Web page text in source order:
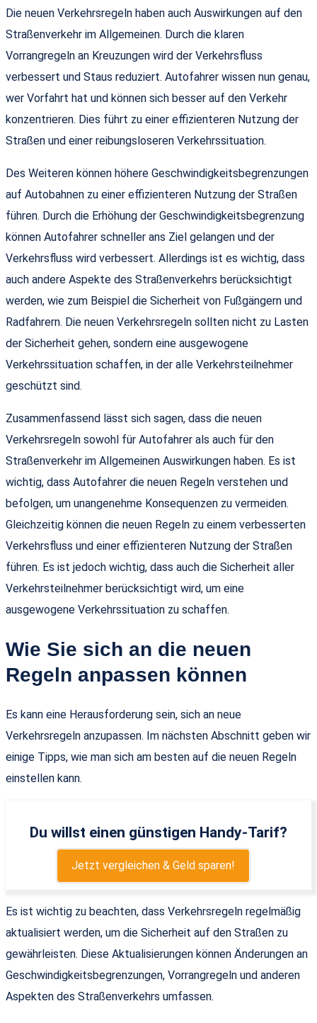
Die neuen Verkehrsregeln haben auch Auswirkungen auf den
Straßenverkehr im Allgemeinen. Durch die klaren
Vorrangregeln an Kreuzungen wird der Verkehrsfluss
verbessert und Staus reduziert. Autofahrer wissen nun genau,
wer Vorfahrt hat und können sich besser auf den Verkehr
konzentrieren. Dies führt zu einer effizienteren Nutzung der
Straßen und einer reibungsloseren Verkehrssituation.
Des Weiteren können höhere Geschwindigkeitsbegrenzungen
auf Autobahnen zu einer effizienteren Nutzung der Straßen
führen. Durch die Erhöhung der Geschwindigkeitsbegrenzung
können Autofahrer schneller ans Ziel gelangen und der
Verkehrsfluss wird verbessert. Allerdings ist es wichtig, dass
auch andere Aspekte des Straßenverkehrs berücksichtigt
werden, wie zum Beispiel die Sicherheit von Fußgängern und
Radfahrern. Die neuen Verkehrsregeln sollten nicht zu Lasten
der Sicherheit gehen, sondern eine ausgewogene
Verkehrssituation schaffen, in der alle Verkehrsteilnehmer
geschützt sind.
Zusammenfassend lässt sich sagen, dass die neuen
Verkehrsregeln sowohl für Autofahrer als auch für den
Straßenverkehr im Allgemeinen Auswirkungen haben. Es ist
wichtig, dass Autofahrer die neuen Regeln verstehen und
befolgen, um unangenehme Konsequenzen zu vermeiden.
Gleichzeitig können die neuen Regeln zu einem verbesserten
Verkehrsfluss und einer effizienteren Nutzung der Straßen
führen. Es ist jedoch wichtig, dass auch die Sicherheit aller
Verkehrsteilnehmer berücksichtigt wird, um eine
ausgewogene Verkehrssituation zu schaffen.
Wie Sie sich an die neuen
Regeln anpassen können
Es kann eine Herausforderung sein, sich an neue
Verkehrsregeln anzupassen. Im nächsten Abschnitt geben wir
einige Tipps, wie man sich am besten auf die neuen Regeln
einstellen kann.
Du willst einen günstigen Handy-Tarif?
Jetzt vergleichen & Geld sparen!
Es ist wichtig zu beachten, dass Verkehrsregeln regelmäßig
aktualisiert werden, um die Sicherheit auf den Straßen zu
gewährleisten. Diese Aktualisierungen können Änderungen an
Geschwindigkeitsbegrenzungen, Vorrangregeln und anderen
Aspekten des Straßenverkehrs umfassen.